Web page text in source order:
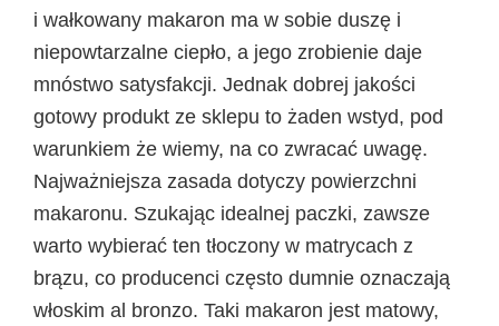
i wałkowany makaron ma w sobie duszę i
niepowtarzalne ciepło, a jego zrobienie daje
mnóstwo satysfakcji. Jednak dobrej jakości
gotowy produkt ze sklepu to żaden wstyd, pod
warunkiem że wiemy, na co zwracać uwagę.
Najważniejsza zasada dotyczy powierzchni
makaronu. Szukając idealnej paczki, zawsze
warto wybierać ten tłoczony w matrycach z
brązu, co producenci często dumnie oznaczają
włoskim al bronzo. Taki makaron jest matowy,